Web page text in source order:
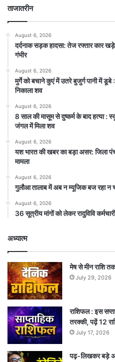
ताजातरीन
August 6, 2026
दर्दनाक सड़क हादसा: तेज रफ्तार कार
गंभीर
August 6, 2026
मुर्गे को बचाने कुएं में उतरे बुजुर्ग पानी में
निकाला शव
August 6, 2026
8 साल की मासूम से दुष्कर्म के बाद हत्या :
जंगल में मिला शव
August 6, 2026
यश भारत की खबर का बड़ा असर: जिला
मामला
August 6, 2026
गुलौआ तालाब में अब न म्यूजिक बज रहा न
August 6, 2026
36 सूत्रीय मांगों को लेकर रादुविवि
अध्यात्म
मेष से मीन राशि
July 29, 2026
राशिफल : इस
तरक्की, पढ़ें 12
July 17, 2026
पढ़-लिखकर बड़े